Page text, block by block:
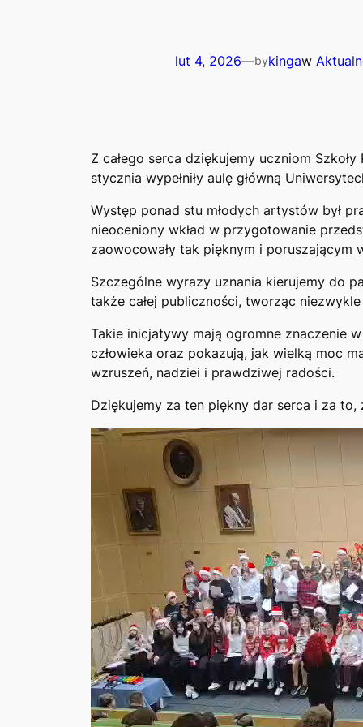
lut 4, 2026—bykingaw
Z całego serca dziękujemy uczniom
stycznia wypełniły aulę główną
Występ ponad stu młodych artystów był
nieoceniony wkład w przygotowanie
zaowocowały tak pięknym i poruszającym
Szczególne wyrazy uznania kierujemy do
także całej publiczności, tworząc
Takie inicjatywy mają ogromne znaczenie
człowieka oraz pokazują, jak wielką moc
wzruszeń, nadziei i prawdziwej radości.
Dziękujemy za ten piękny dar serca i za
Odtwarzacz